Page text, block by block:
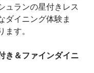
ュランの星付きレス
ダイニング体験ま
ます。
き＆ファインダイニ